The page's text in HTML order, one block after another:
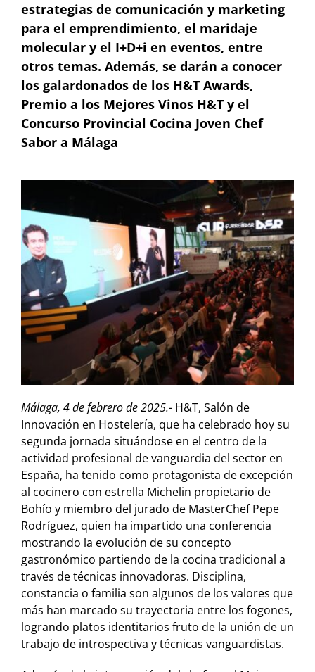
estrategias de comunicación y marketing
para el emprendimiento, el maridaje
molecular y el I+D+i en eventos, entre
otros temas. Además, se darán a conocer
los galardonados de los H&T Awards,
Premio a los Mejores Vinos H&T y el
Concurso Provincial Cocina Joven Chef
Sabor a Málaga
Málaga, 4 de febrero de 2025.- H&T, Salón de
Innovación en Hostelería, que ha celebrado hoy su
segunda jornada situándose en el centro de la
actividad profesional de vanguardia del sector en
España, ha tenido como protagonista de excepción
al cocinero con estrella Michelin propietario de
Bohío y miembro del jurado de MasterChef Pepe
Rodríguez, quien ha impartido una conferencia
mostrando la evolución de su concepto
gastronómico partiendo de la cocina tradicional a
través de técnicas innovadoras. Disciplina,
constancia o familia son algunos de los valores que
más han marcado su trayectoria entre los fogones,
logrando platos identitarios fruto de la unión de un
trabajo de introspectiva y técnicas vanguardistas.